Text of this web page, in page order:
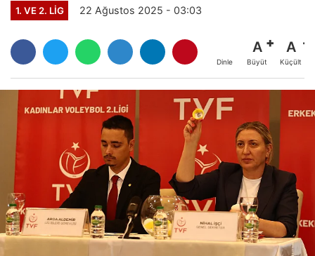
1. VE 2. LIG 22 Ağustos 2025 - 03:03
Dinle
A
Büyüt
A
Küçült